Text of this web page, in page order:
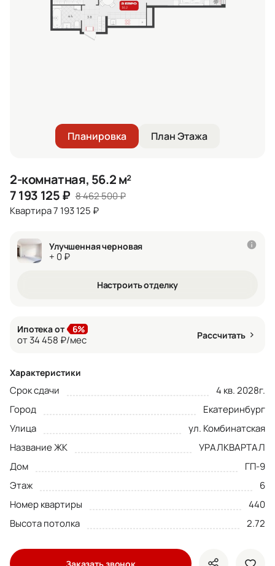
Планировка План Этажа
2-комнатная, 56.2 м²
7 193 125₽ 8 462 500₽
Квартира 7 193 125 ₽
Улучшенная черновая
+ 0 ₽
Настроить отделку
Ипотека от 6%
от 34 458 ₽/мес Рассчитать
Характеристики
Срок сдачи
4 кв. 2028г.
Город
Екатеринбург
Улица
ул. Комбинатская
Название ЖК
УРАЛКВАРТАЛ
Дом
ГП-9
Этаж
6
Номер квартиры
440
Высота потолка
2.72
Заказать звонок